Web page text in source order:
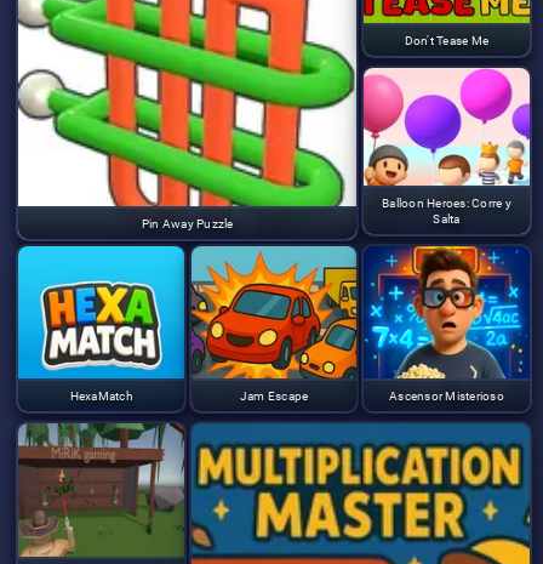
Pin Away Puzzle
Don't Tease Me
Balloon Heroes: Corre y
Salta
HexaMatch Jam Escape Ascensor Misterioso